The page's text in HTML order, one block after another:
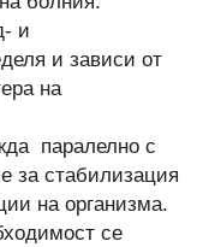
и
и зависи от
на
паралелно с
за стабилизация
на организма.
се